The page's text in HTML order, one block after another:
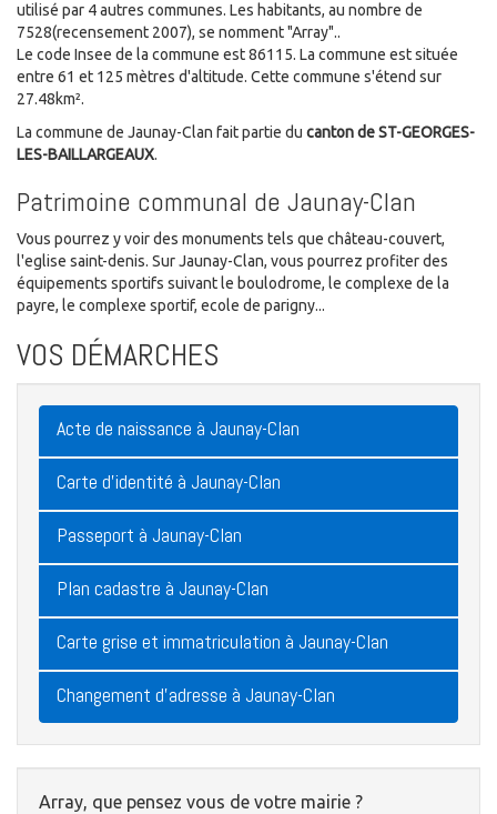
utilisé par 4 autres communes. Les habitants, au nombre de
7528(recensement 2007), se nomment "Array"..
Le code Insee de la commune est 86115. La commune est située
entre 61 et 125 mètres d'altitude. Cette commune s'étend sur
27.48km².
La commune de Jaunay-Clan fait partie du canton de ST-GEORGES-
LES-BAILLARGEAUX.
Patrimoine communal de Jaunay-Clan
Vous pourrez y voir des monuments tels que château-couvert,
l'eglise saint-denis. Sur Jaunay-Clan, vous pourrez profiter des
équipements sportifs suivant le boulodrome, le complexe de la
payre, le complexe sportif, ecole de parigny...
VOS DÉMARCHES
Acte de naissance à Jaunay-Clan
Carte d'identité à Jaunay-Clan
Passeport à Jaunay-Clan
Plan cadastre à Jaunay-Clan
Carte grise et immatriculation à Jaunay-Clan
Changement d'adresse à Jaunay-Clan
Array, que pensez vous de votre mairie ?